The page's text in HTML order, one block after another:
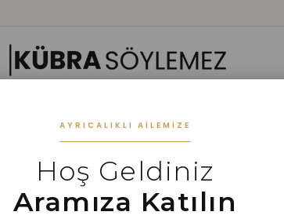
AYRICALIKLI AILEMIZE
Hoş Geldiniz
Aramıza Katılın